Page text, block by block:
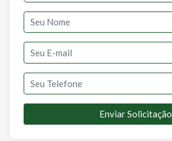
Enviar Solicitação